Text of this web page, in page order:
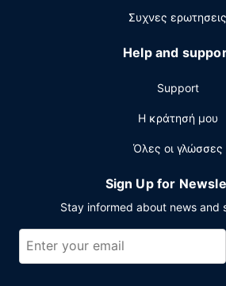
αποσκευών. Θέλετε να οργανώσετε
αυτήν την πόλη (Sebring); Αυτό το
χώρο που είναι 418 τετραγωνικά
συνεδριάσεων. Στους χώρους μας θα
στάθμευση χωρίς παρκαδόρο.
Συχνες ερωτησεις
Help and
Support
Η κράτησή μου
Όλες οι γλώσσες
Sign Up for
Stay informed about news and